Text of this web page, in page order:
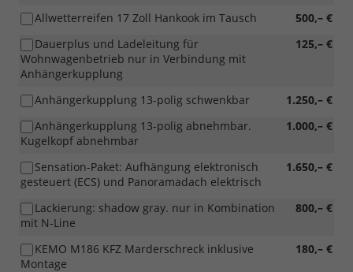
500,– €
Allwetterreifen 17 Zoll Hankook im Tausch
125,– €
Dauerplus und Ladeleitung für
Wohnwagenbetrieb nur in Verbindung mit
Anhängerkupplung
1.250,– €
Anhängerkupplung 13-polig schwenkbar
1.000,– €
Anhängerkupplung 13-polig abnehmbar.
Kugelkopf abnehmbar
1.650,– €
Sensation-Paket: Aufhängung elektronisch
gesteuert (ECS) und Panoramadach elektrisch
800,– €
Lackierung: shadow gray. nur in Kombination
mit N-Line
180,– €
KEMO M186 KFZ Marderschreck inklusive
Montage